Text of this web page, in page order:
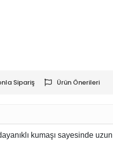
Sipariş Ürün Önerileri
kumaşı sayesinde